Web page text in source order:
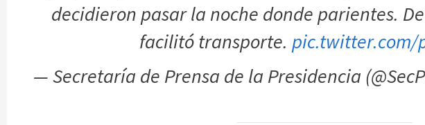
decidieron pasar la noche donde parientes.
facilitó transporte. pic.twitter.com/
— Secretaría de Prensa de la Presidencia